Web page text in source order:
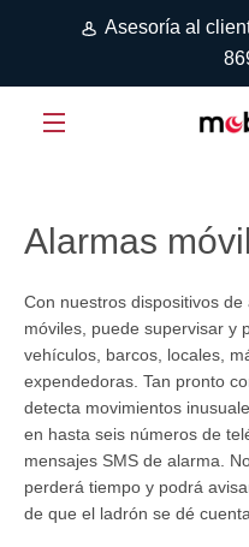
directamente
contenido
Asesoría al
Alarmas
Con nuestros dispositivos
móviles, puede supervisar y
vehículos, barcos, locales,
expendedoras. Tan pronto
detecta movimientos
en hasta seis números de
mensajes SMS de alarma.
perderá tiempo y podrá
de que el ladrón se dé cuenta.